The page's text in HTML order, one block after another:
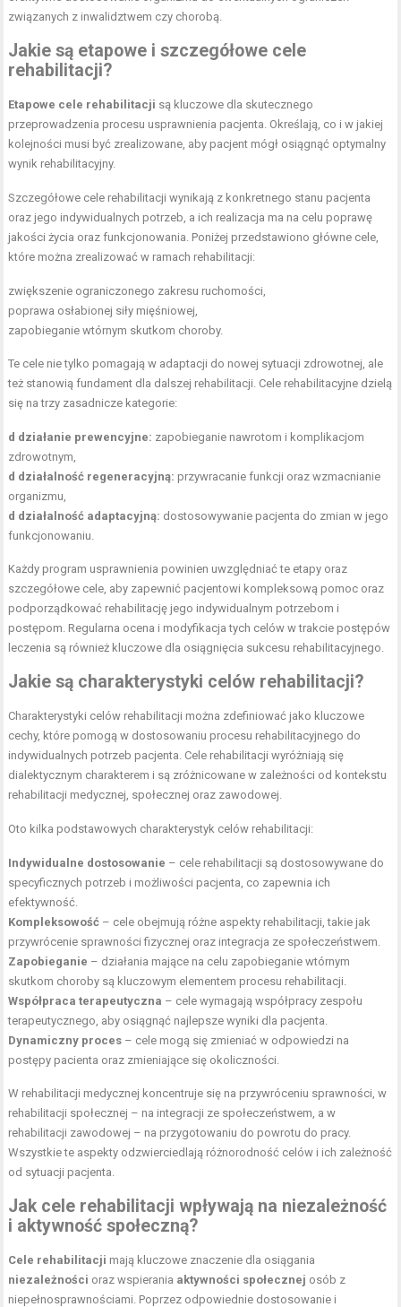
związanych z inwalidztwem czy chorobą.
Jakie są etapowe i szczegółowe cele
rehabilitacji?
Etapowe cele rehabilitacji są kluczowe dla skutecznego
przeprowadzenia procesu usprawnienia pacjenta. Określają, co i w jakiej
kolejności musi być zrealizowane, aby pacjent mógł osiągnąć optymalny
wynik rehabilitacyjny.
Szczegółowe cele rehabilitacji wynikają z konkretnego stanu pacjenta
oraz jego indywidualnych potrzeb, a ich realizacja ma na celu poprawę
jakości życia oraz funkcjonowania. Poniżej przedstawiono główne cele,
które można zrealizować w ramach rehabilitacji:
zwiększenie ograniczonego zakresu ruchomości,
poprawa osłabionej siły mięśniowej,
zapobieganie wtórnym skutkom choroby.
Te cele nie tylko pomagają w adaptacji do nowej sytuacji zdrowotnej, ale
też stanowią fundament dla dalszej rehabilitacji. Cele rehabilitacyjne dzielą
się na trzy zasadnicze kategorie:
d działanie prewencyjne: zapobieganie nawrotom i komplikacjom
zdrowotnym,
d działalność regeneracyjną: przywracanie funkcji oraz wzmacnianie
organizmu,
d działalność adaptacyjną: dostosowywanie pacjenta do zmian w jego
funkcjonowaniu.
Każdy program usprawnienia powinien uwzględniać te etapy oraz
szczegółowe cele, aby zapewnić pacjentowi kompleksową pomoc oraz
podporządkować rehabilitację jego indywidualnym potrzebom i
postępom. Regularna ocena i modyfikacja tych celów w trakcie postępów
leczenia są również kluczowe dla osiągnięcia sukcesu rehabilitacyjnego.
Jakie są charakterystyki celów rehabilitacji?
Charakterystyki celów rehabilitacji można zdefiniować jako kluczowe
cechy, które pomogą w dostosowaniu procesu rehabilitacyjnego do
indywidualnych potrzeb pacjenta. Cele rehabilitacji wyróżniają się
dialektycznym charakterem i są zróżnicowane w zależności od kontekstu
rehabilitacji medycznej, społecznej oraz zawodowej.
Oto kilka podstawowych charakterystyk celów rehabilitacji:
Indywidualne dostosowanie – cele rehabilitacji są dostosowywane do
specyficznych potrzeb i możliwości pacjenta, co zapewnia ich
efektywność.
Kompleksowość – cele obejmują różne aspekty rehabilitacji, takie jak
przywrócenie sprawności fizycznej oraz integracja ze społeczeństwem.
Zapobieganie – działania mające na celu zapobieganie wtórnym
skutkom choroby są kluczowym elementem procesu rehabilitacji.
Współpraca terapeutyczna – cele wymagają współpracy zespołu
terapeutycznego, aby osiągnąć najlepsze wyniki dla pacjenta.
Dynamiczny proces – cele mogą się zmieniać w odpowiedzi na
postępy pacienta oraz zmieniające się okoliczności.
W rehabilitacji medycznej koncentruje się na przywróceniu sprawności, w
rehabilitacji społecznej – na integracji ze społeczeństwem, a w
rehabilitacji zawodowej – na przygotowaniu do powrotu do pracy.
Wszystkie te aspekty odzwierciedlają różnorodność celów i ich zależność
od sytuacji pacjenta.
Jak cele rehabilitacji wpływają na niezależność
i aktywność społeczną?
Cele rehabilitacji mają kluczowe znaczenie dla osiągania
niezależności oraz wspierania aktywności społecznej osób z
niepełnosprawnościami. Poprzez odpowiednie dostosowanie i